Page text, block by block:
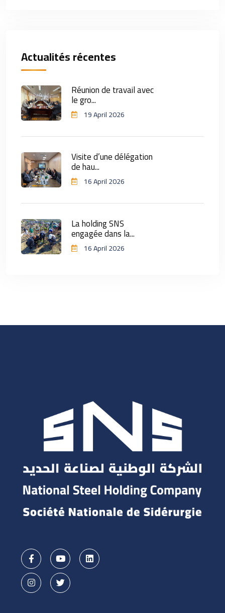
Actualités récentes
Réunion de travail avec
le gro...
19 April 2026
Visite d’une délégation
de hau...
16 April 2026
La holding SNS
engagée dans la...
16 April 2026